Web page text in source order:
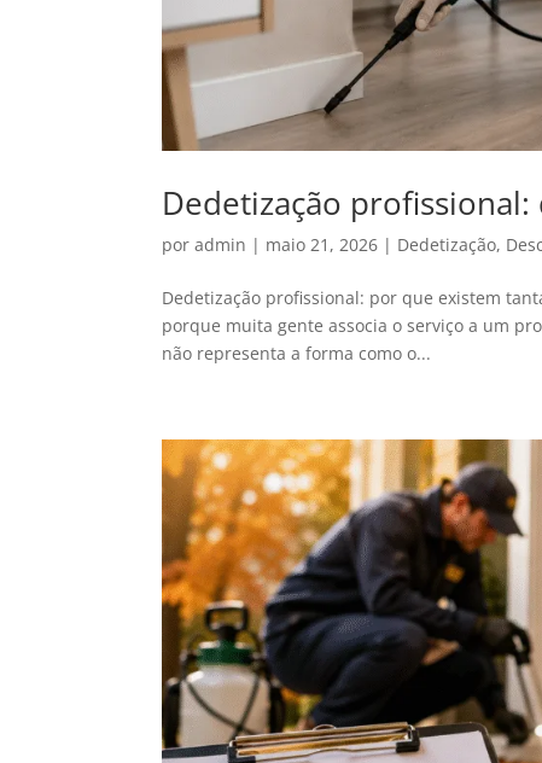
Dedetização
poradmin | maio 21, 2026 | Dedetização,
Dedetização profissional: por que existem
porque muita gente associa o serviço a um
não representa a forma como o...